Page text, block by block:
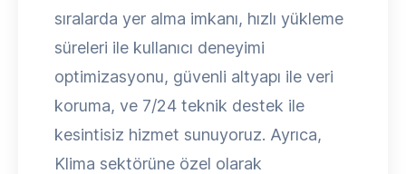
sıralarda yer alma imkanı, hızlı yükleme
süreleri ile kullanıcı deneyimi
optimizasyonu, güvenli altyapı ile veri
koruma, ve 7/24 teknik destek ile
kesintisiz hizmet sunuyoruz. Ayrıca,
Klima sektörüne özel olarak